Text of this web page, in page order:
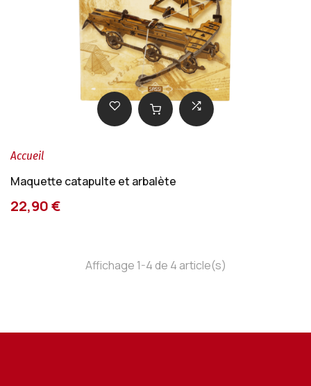
Accueil
Maquette catapulte et arbalète
22,90 €
Affichage 1-4 de 4 article(s)